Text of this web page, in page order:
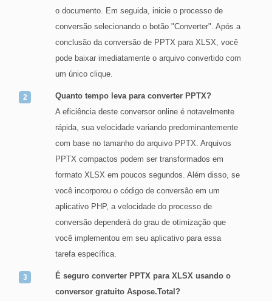
o documento. Em seguida, inicie o processo de
conversão selecionando o botão "Converter". Após a
conclusão da conversão de PPTX para XLSX, você
pode baixar imediatamente o arquivo convertido com
um único clique.
Quanto tempo leva para converter PPTX?
A eficiência deste conversor online é notavelmente
rápida, sua velocidade variando predominantemente
com base no tamanho do arquivo PPTX. Arquivos
PPTX compactos podem ser transformados em
formato XLSX em poucos segundos. Além disso, se
você incorporou o código de conversão em um
aplicativo PHP, a velocidade do processo de
conversão dependerá do grau de otimização que
você implementou em seu aplicativo para essa
tarefa específica.
É seguro converter PPTX para XLSX usando o
conversor gratuito Aspose.Total?